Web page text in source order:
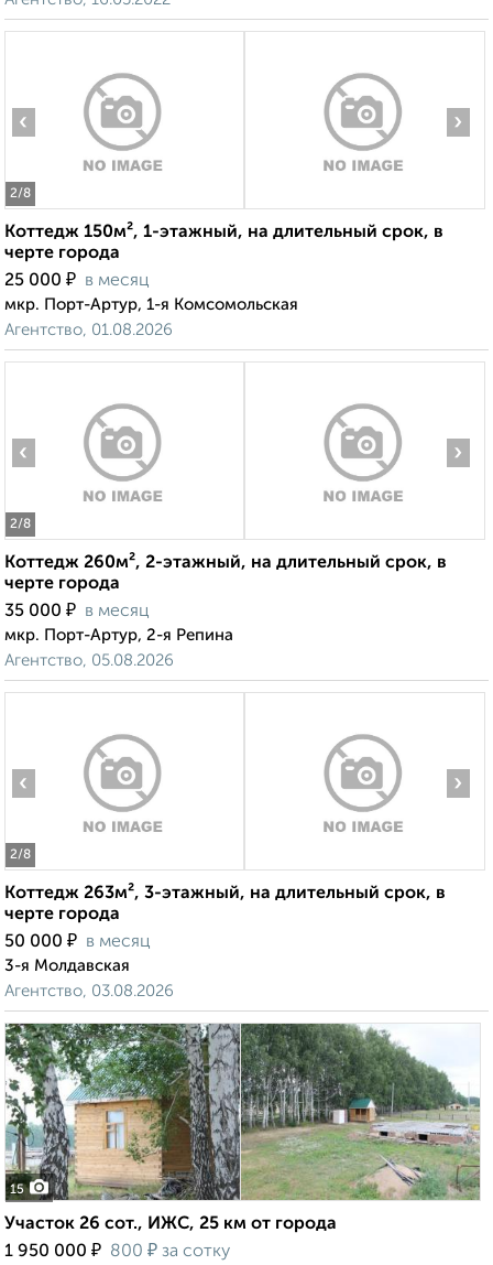
2/8
‹ ›
Коттедж 150м², 1-этажный, на длительный срок, в
черте города
25 000 ₽ в месяц
мкр. Порт-Артур, 1-я Комсомольская
Агентство, 01.08.2026
2/8
‹ ›
Коттедж 260м², 2-этажный, на длительный срок, в
черте города
35 000 ₽ в месяц
мкр. Порт-Артур, 2-я Репина
Агентство, 05.08.2026
2/8
‹ ›
Коттедж 263м², 3-этажный, на длительный срок, в
черте города
50 000 ₽ в месяц
3-я Молдавская
Агентство, 03.08.2026
15
Участок 26 сот., ИЖС, 25 км от города
1 950 000 ₽ 800 ₽ за сотку